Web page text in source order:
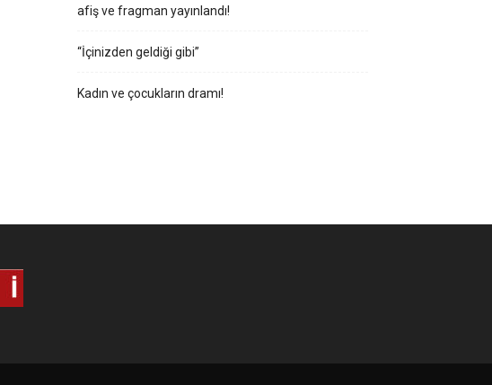
afiş ve fragman yayınlandı!
“İçinizden geldiği gibi”
Kadın ve çocukların dramı!